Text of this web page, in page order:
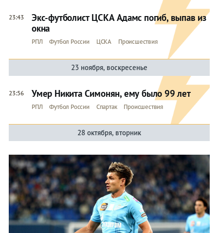
23:43
Экс-футболист ЦСКА Адамс погиб, выпав из
окна
РПЛ Футбол России ЦСКА Происшествия
23 ноября, воскресенье
23:56 Умер Никита Симонян, ему было 99 лет
РПЛ Футбол России Спартак Происшествия
28 октября, вторник